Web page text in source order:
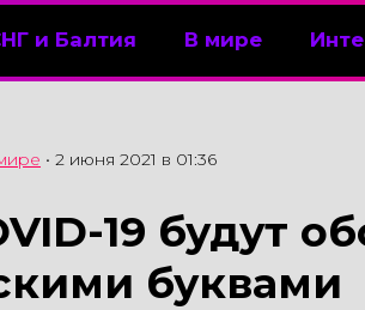
и Балтия В мире
• 2 июня 2021 в 01:36
19 будут
буквами